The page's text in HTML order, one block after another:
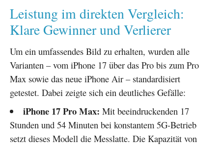
Leistung im direkten Vergleich:
Klare Gewinner und Verlierer
Um ein umfassendes Bild zu erhalten, wurden alle
Varianten – vom iPhone 17 über das Pro bis zum Pro
Max sowie das neue iPhone Air – standardisiert
getestet. Dabei zeigte sich ein deutliches Gefälle:
iPhone 17 Pro Max: Mit beeindruckenden 17
Stunden und 54 Minuten bei konstantem 5G-Betrieb
setzt dieses Modell die Messlatte. Die Kapazität von